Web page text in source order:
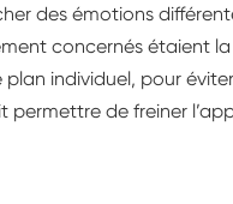
des émotions
concernés étaient
individuel, pour
permettre de freiner